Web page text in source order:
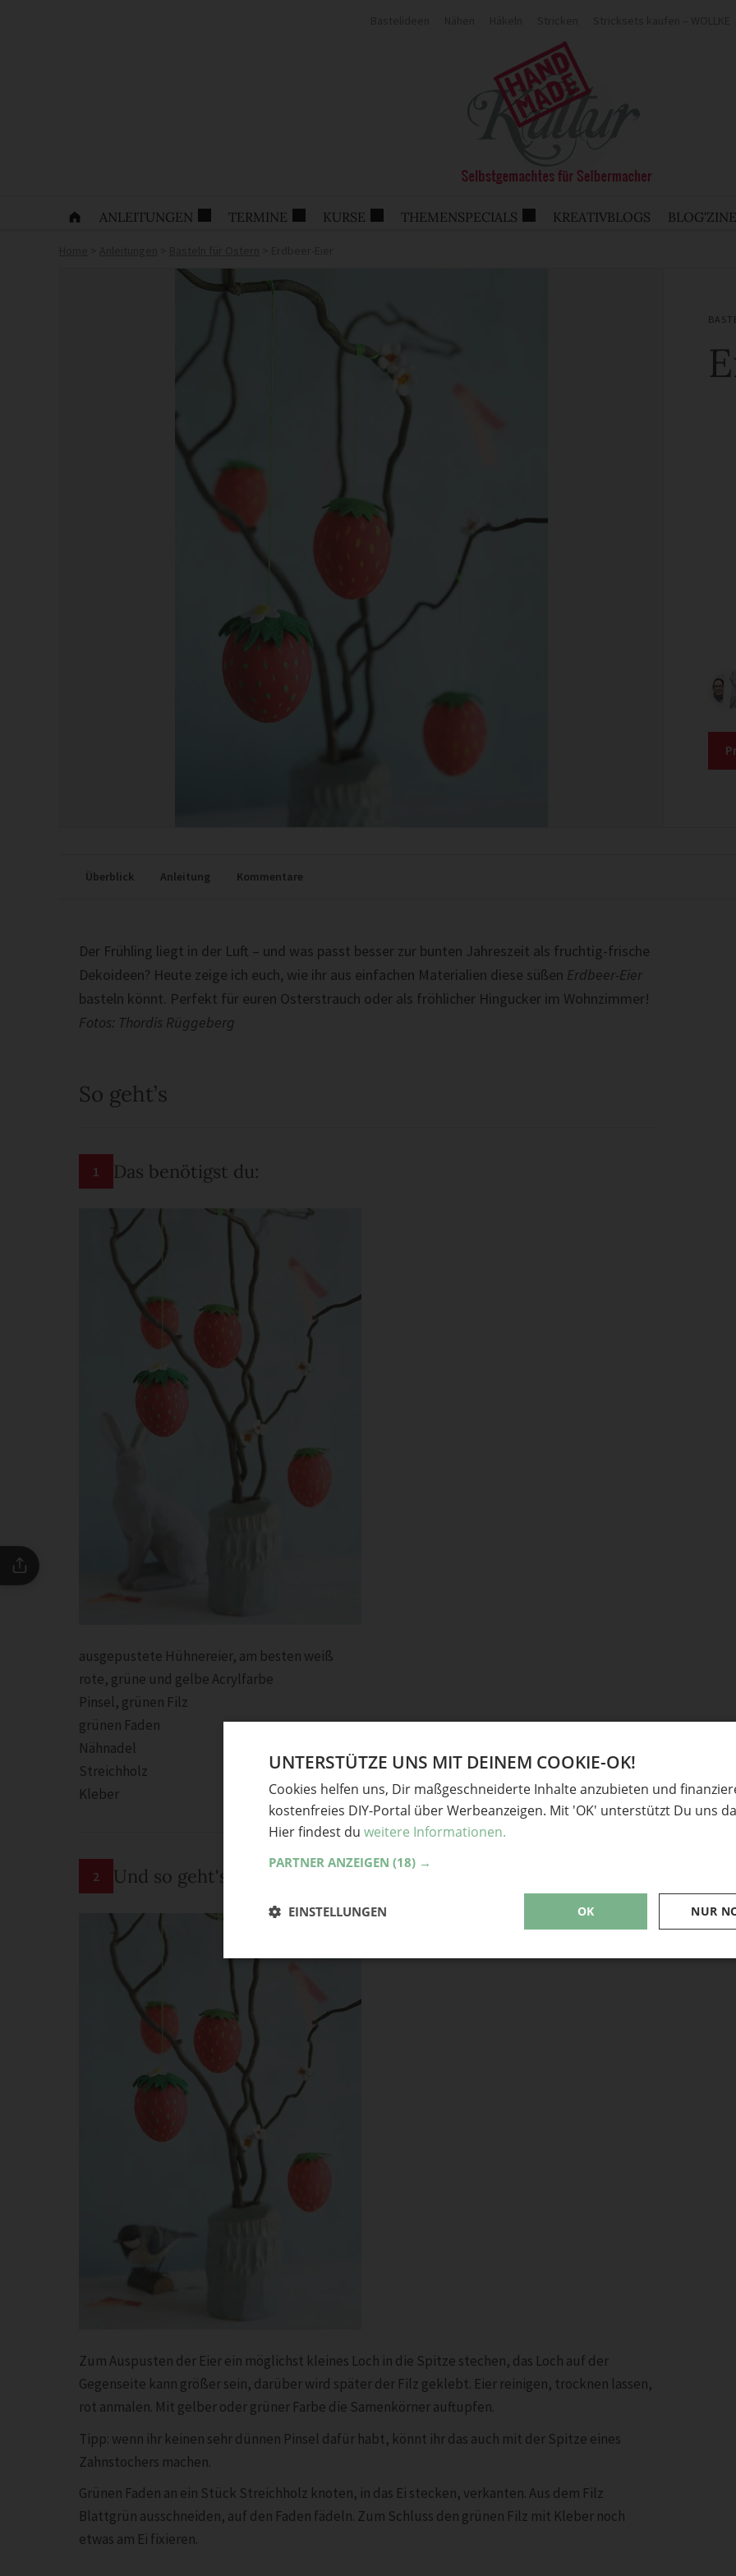
ANLEITUNGEN TERMINE KURSE THEMENSPECIALS KREATIVBLOGS BLOG'ZINE
Überblick Anleitung Kommentare
Der Frühling liegt in der Luft – und was passt besser zur bunten Jahreszeit als fruchtig-frische
Dekoideen? Heute zeige ich euch, wie ihr aus einfachen Materialien diese süßen Erdbeer-Eier
basteln könnt. Perfekt für euren Osterstrauch oder als fröhlicher Hingucker im Wohnzimmer!
Fotos: Thordis Rüggeberg
So geht’s
1 Das benötigst du:
ausgepustete Hühnereier, am besten weiß
rote, grüne und gelbe Acrylfarbe
Pinsel, grünen Filz
grünen Faden
Nähnadel
Streichholz
Kleber
2 Und so geht's:
Zum Auspusten der Eier ein möglichst kleines Loch in die Spitze stechen, das Loch auf der
Gegenseite kann größer sein, darüber wird später der Filz geklebt. Eier reinigen, trocknen lassen,
rot anmalen. Mit gelber oder grüner Farbe die Samenkörner auftupfen.
Tipp: wenn ihr keinen sehr dünnen Pinsel dafür habt, könnt ihr das auch mit der Spitze eines
Zahnstochers machen.
Grünen Faden an ein Stück Streichholz knoten, in das Ei stecken, verkanten. Aus dem Filz
Blattgrün ausschneiden, auf den Faden fädeln. Zum Schluss den grünen Filz mit Kleber noch
etwas am Ei fixieren.
UNTERSTÜTZE UNS MIT DEINEM COOKIE-OK!
Cookies helfen uns, Dir maßgeschneiderte Inhalte anzubieten und
kostenfreies DIY-Portal über Werbeanzeigen. Mit 'OK' unterstützt Du uns
Hier findest du weitere Informationen.
PARTNER ANZEIGEN (18) →
OK NUR
EINSTELLUNGEN